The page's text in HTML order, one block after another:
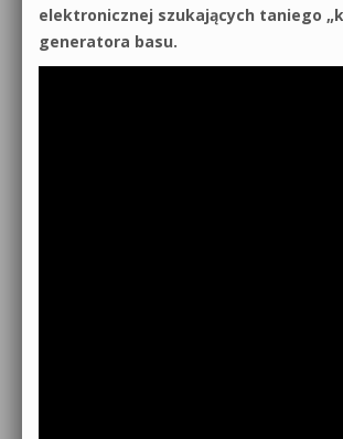
elektronicznej szukających taniego
generatora basu.